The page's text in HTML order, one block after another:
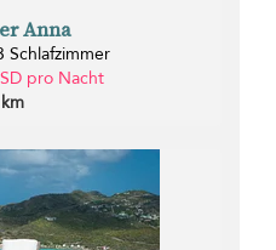
Anna
Schlafzimmer
pro Nacht